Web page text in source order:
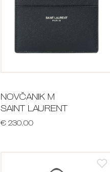
NOVČANIK M
SAINT LAURENT
€ 230.00